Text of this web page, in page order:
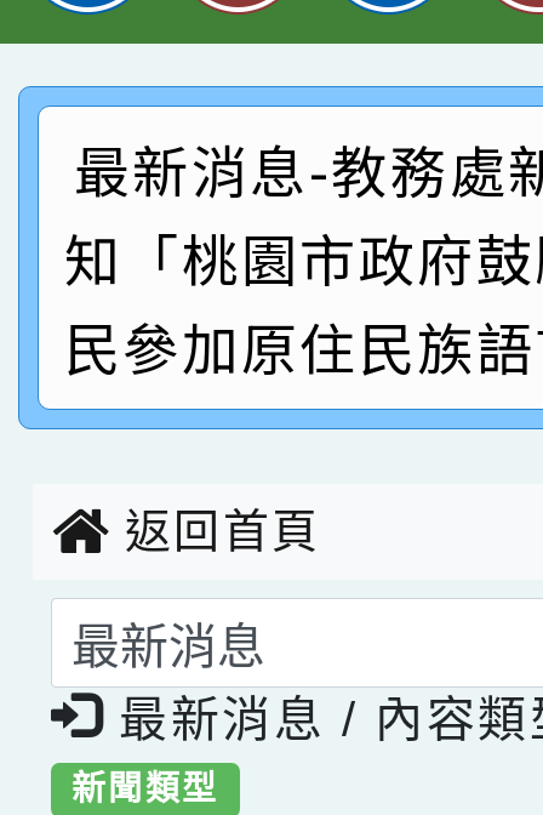
臺灣台語-第二名
市賽榮獲科學小創客佳
創客第三名。
賀！本校參加桃園市中
賽 洪綺君教師榮獲社
名
賀！本校阿巴斯O蜜、
倩參加桃園市科展 國
名 指導老師王老師、
賀！本校四年二班張O
園市英語競賽國小朗讀
指導老師林老師
賀！本校參加桃園市中
賽 劉文瑛教師榮獲教
臺灣台語-第二名
賀！本校參與2026世
最新消息-教務處
知「桃園市政府
民參加原住民族
返回首頁
選擇後頁面內容會更
最新消息 / 內容類
新聞類型